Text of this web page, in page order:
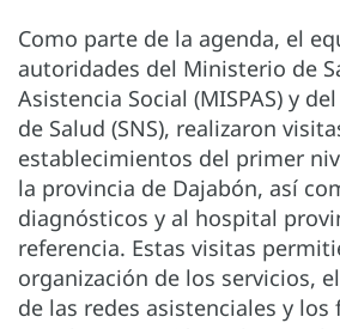
Como parte de la agenda, el
autoridades del Ministerio de
Asistencia Social (MISPAS) y
de Salud (SNS), realizaron
establecimientos del primer
la provincia de Dajabón, así
diagnósticos y al hospital
referencia. Estas visitas
organización de los servicios,
de las redes asistenciales y